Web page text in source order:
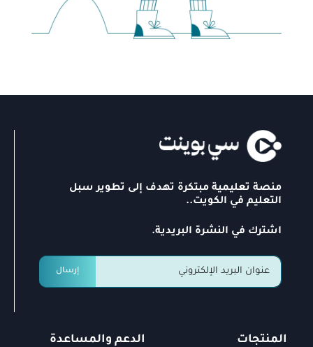
منصة تعليمية مبتكرة تهدف إلى تطوير سبل
التعليم في الكويت..
اشترك في النشرة البريدية.
إرسال
المنتجات الدعم والمساعدة